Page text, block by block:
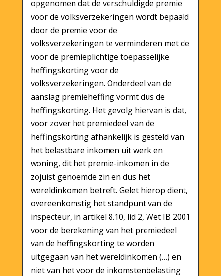
opgenomen dat de verschuldigde premie
voor de volksverzekeringen wordt bepaald
door de premie voor de
volksverzekeringen te verminderen met de
voor de premieplichtige toepasselijke
heffingskorting voor de
volksverzekeringen. Onderdeel van de
aanslag premieheffing vormt dus de
heffingskorting. Het gevolg hiervan is dat,
voor zover het premiedeel van de
heffingskorting afhankelijk is gesteld van
het belastbare inkomen uit werk en
woning, dit het premie-inkomen in de
zojuist genoemde zin en dus het
wereldinkomen betreft. Gelet hierop dient,
overeenkomstig het standpunt van de
inspecteur, in artikel 8.10, lid 2, Wet IB 2001
voor de berekening van het premiedeel
van de heffingskorting te worden
uitgegaan van het wereldinkomen (…) en
niet van het voor de inkomstenbelasting